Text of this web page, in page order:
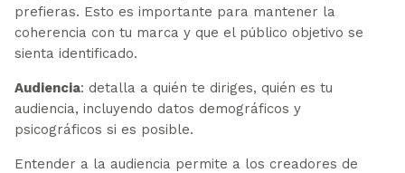
prefieras. Esto es importante para mantener la
coherencia con tu marca y que el público objetivo se
sienta identificado.
Audiencia: detalla a quién te diriges, quién es tu
audiencia, incluyendo datos demográficos y
psicográficos si es posible.
Entender a la audiencia permite a los creadores de